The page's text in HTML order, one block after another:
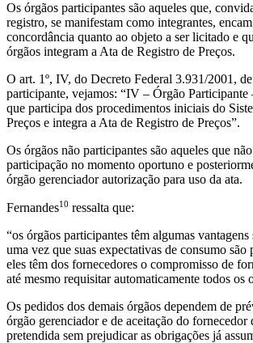
Os órgãos participantes são aqueles que,
registro, se manifestam como integrantes,
concordância quanto ao objeto a ser licitado e
órgãos integram a Ata de Registro de Preços.
O art. 1º, IV, do Decreto Federal 3.931/2001,
participante, vejamos: “IV – Órgão Participante
que participa dos procedimentos iniciais do
Preços e integra a Ata de Registro de Preços”.
Os órgãos não participantes são aqueles que
participação no momento oportuno e
órgão gerenciador autorização para uso da ata.
Fernandes10 ressalta que:
“os órgãos participantes têm algumas vantagens
uma vez que suas expectativas de consumo são
eles têm dos fornecedores o compromisso de
até mesmo requisitar automaticamente todos os
Os pedidos dos demais órgãos dependem de
órgão gerenciador e de aceitação do fornecedor
pretendida sem prejudicar as obrigações já